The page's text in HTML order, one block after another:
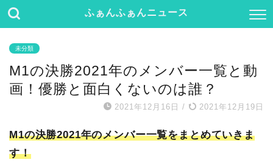
ふぁんふぁんニュース
未分類
M1の決勝2021年のメンバー一覧と動
画！優勝と面白くないのは誰？
2021年12月16日 / 2021年12月19日
M1の決勝2021年のメンバー一覧をまとめていきま
す！